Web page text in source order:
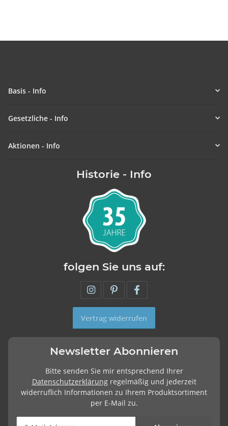
Basis - Info
Gesetzliche - Info
Aktionen - Info
Historie - Info
folgen Sie uns auf:
Vertrag widerrufen
Newsletter Abonnieren
Bitte senden Sie mir entsprechend Ihrer
Datenschutzerklärungregelmäßig und jederzeit
widerruflich Informationen zu Ihrem Produktsortiment
per E-Mail zu.